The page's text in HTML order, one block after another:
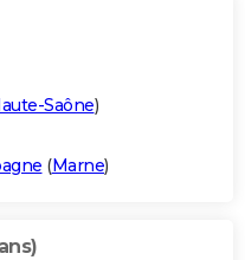
Saône)
(Marne)